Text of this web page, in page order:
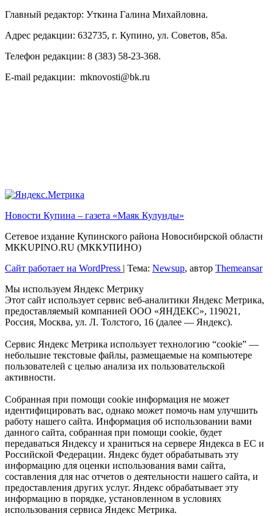
Главный редактор: Уткина Галина Михайловна.
Адрес редакции: 632735, г. Купино, ул. Советов, 85а.
Телефон редакции: 8 (383) 58-23-368.
E-mail редакции: mknovosti@bk.ru
Новости Купина – газета «Маяк Кулунды»
Сетевое издание Купинского района Новосибирской области
МКKUPINO.RU (МККУПИНО)
Сайт работает на WordPress
Тема: Newsup, автор Themeansar
Мы используем Яндекс Метрику
Этот сайт использует сервис веб-аналитики Яндекс Метрика,
предоставляемый компанией ООО «ЯНДЕКС», 119021,
Россия, Москва, ул. Л. Толстого, 16 (далее — Яндекс).
Сервис Яндекс Метрика использует технологию “cookie” —
небольшие текстовые файлы, размещаемые на компьютере
пользователей с целью анализа их пользовательской
активности.
Собранная при помощи cookie информация не может
идентифицировать вас, однако может помочь нам улучшить
работу нашего сайта. Информация об использовании вами
данного сайта, собранная при помощи cookie, будет
передаваться Яндексу и храниться на сервере Яндекса в ЕС и
Российской Федерации. Яндекс будет обрабатывать эту
информацию для оценки использования вами сайта,
составления для нас отчетов о деятельности нашего сайта, и
предоставления других услуг. Яндекс обрабатывает эту
информацию в порядке, установленном в условиях
использования сервиса Яндекс Метрика.